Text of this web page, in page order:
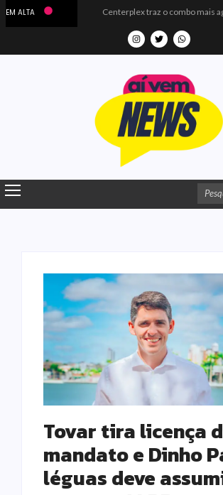
EM ALTA
Tovar tira licença
mandato e Dinho
léguas deve